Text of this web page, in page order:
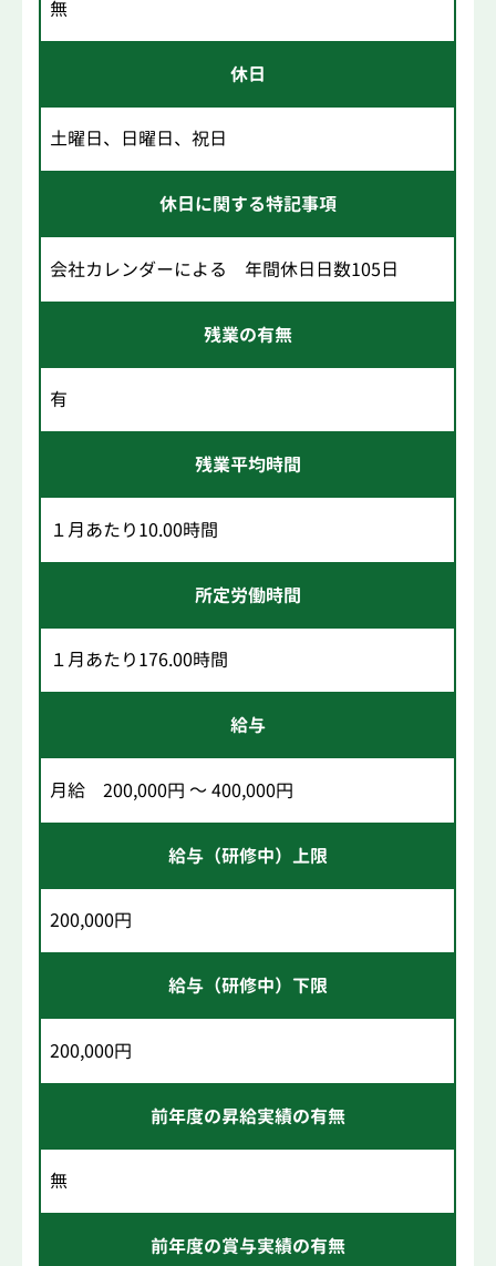
無
休日
土曜日、日曜日、祝日
休日に関する特記事項
会社カレンダーによる 年間休日日数105日
残業の有無
有
残業平均時間
１月あたり10.00時間
所定労働時間
１月あたり176.00時間
給与
月給 200,000円 ～ 400,000円
給与（研修中）上限
200,000円
給与（研修中）下限
200,000円
前年度の昇給実績の有無
無
前年度の賞与実績の有無